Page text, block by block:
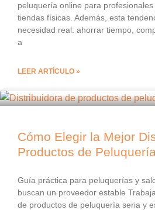
peluquería online para
tiendas físicas. Además, esta
necesidad real: ahorrar tiempo,
a
LEER ARTÍCULO »
Cómo Elegir la Mejor
Productos de
Guía práctica para peluquerías y
buscan un proveedor estable
de productos de peluquería seria y